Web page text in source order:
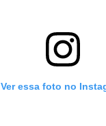
Ver essa foto no